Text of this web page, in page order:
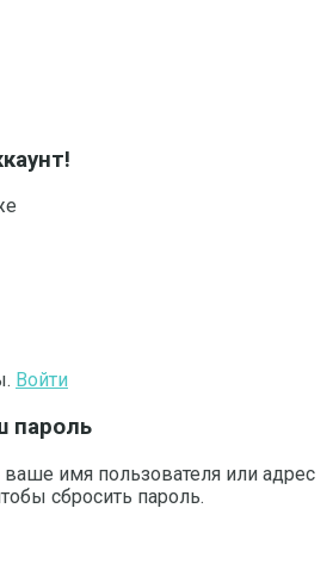
Войти
пароль
имя пользователя или адрес
сбросить пароль.